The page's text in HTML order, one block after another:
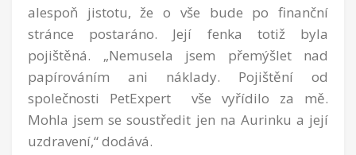
alespoň jistotu, že o vše bude po finanční
stránce postaráno. Její fenka totiž byla
pojištěná. „Nemusela jsem přemýšlet nad
papírováním ani náklady. Pojištění od
společnosti PetExpert vše vyřídilo za mě.
Mohla jsem se soustředit jen na Aurinku a její
uzdravení,“ dodává.